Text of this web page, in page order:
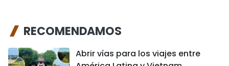
RECOMENDAMOS
Abrir vías para los viajes entre